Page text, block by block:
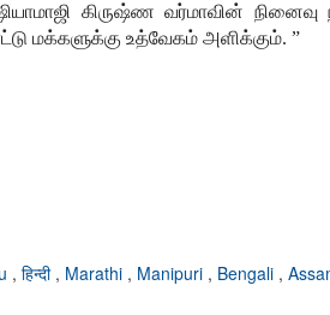
ஷியாமாஜி கிருஷ்ண வர்மாவின்
மக்களுக்கு உத்வேகம் அளிக்கும். ”
, हिन्दी , Marathi , Manipuri , Bengali ,